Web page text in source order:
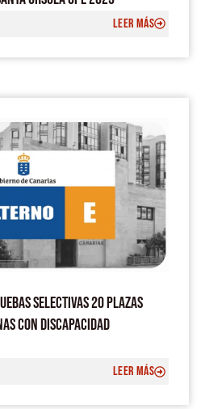
LEER MÁS
SELECTIVAS 20 PLAZAS
CON DISCAPACIDAD
LEER MÁS